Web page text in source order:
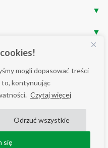
mogli dopasować treści
to, kontynuując
Czytaj więcej
Odrzuć wszystkie
się
▼
▼
AGRIMPEX © 2025
RESERVED.